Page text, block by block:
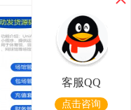
客服QQ
点击咨询